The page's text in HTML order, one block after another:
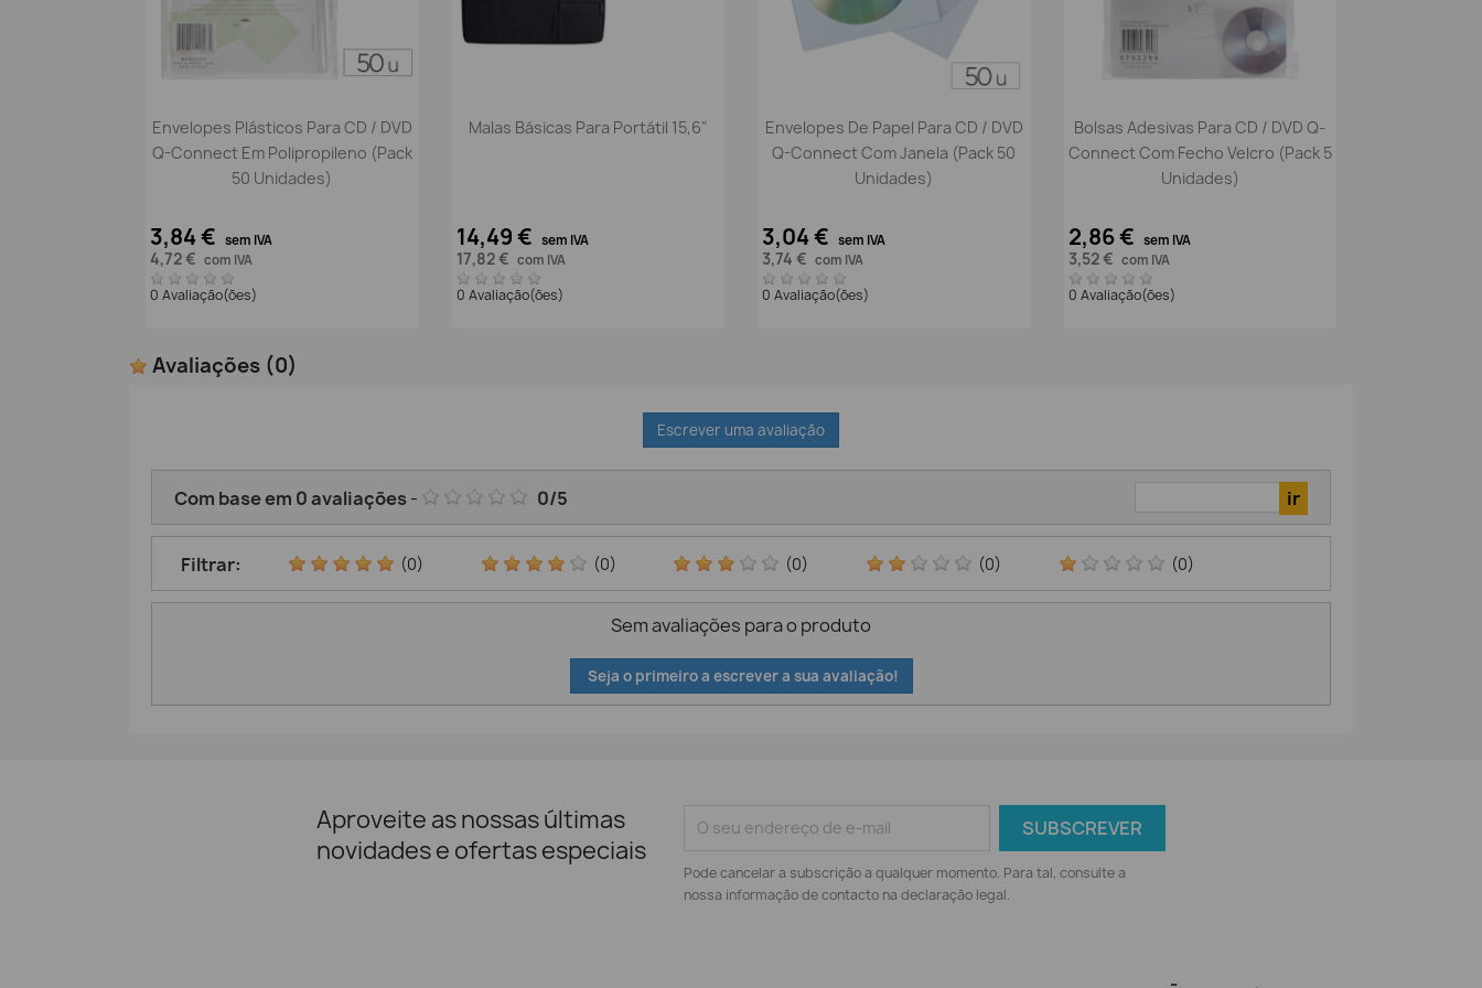
 Vista rápida
Envelopes Plásticos Para CD / DVD
Q-Connect Em Polipropileno (Pack
50 Unidades)
3,84 € sem IVA
4,72 € com IVA
0 Avaliação(ões)
Vista rápida
Malas Básicas Para Portátil 15,6"
14,49 € sem IVA
17,82 € com IVA
0 Avaliação(ões)
 Vista rápida
Envelopes De Papel Para CD / DVD
Q-Connect Com Janela (Pack 50
Unidades)
3,04 € sem IVA
3,74 € com IVA
0 Avaliação(ões)
Vista rápida
Bolsas Adesivas Para CD / DVD Q-
Connect Com Fecho Velcro (Pack 5
Unidades)
2,86 € sem IVA
3,52 € com IVA
0 Avaliação(ões)
Avaliações (0)
Escrever uma avaliação
Com base em 0avaliações- 0/5
Filtrar: (0) (0) (0) (0) (0)
Sem avaliações para o produto
Seja o primeiro a escrever a sua avaliação!
Aproveite as nossas últimas
novidades e ofertas especiais
Pode cancelar a subscrição a qualquer momento. Para tal, consulte a
nossa informação de contacto na declaração legal.